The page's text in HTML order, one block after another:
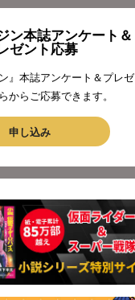
ン本誌アンケート＆
ゼント応募
』本誌アンケート＆プレゼ
からご応募できます。
申し込み